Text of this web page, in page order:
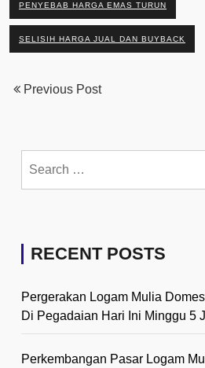
PENYEBAB HARGA EMAS TURUN
SELISIH HARGA JUAL DAN BUYBACK
Previous Post
for:
RECENT POSTS
Pergerakan Logam Mulia
Di Pegadaian Hari Ini Minggu 5
Perkembangan Pasar Logam